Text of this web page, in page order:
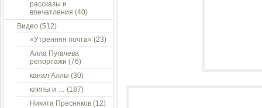
рассказы и
впечатления (40)
Видео (512)
»Утренняя почта» (23)
Алла Пугачева
репортажи (76)
канал Аллы (30)
клипы и … (187)
Никита Пресняков (12)